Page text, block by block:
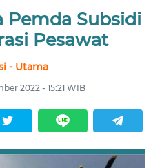
Pemda Subsidi
Pesawat
- Utama
2022 - 15:21 WIB